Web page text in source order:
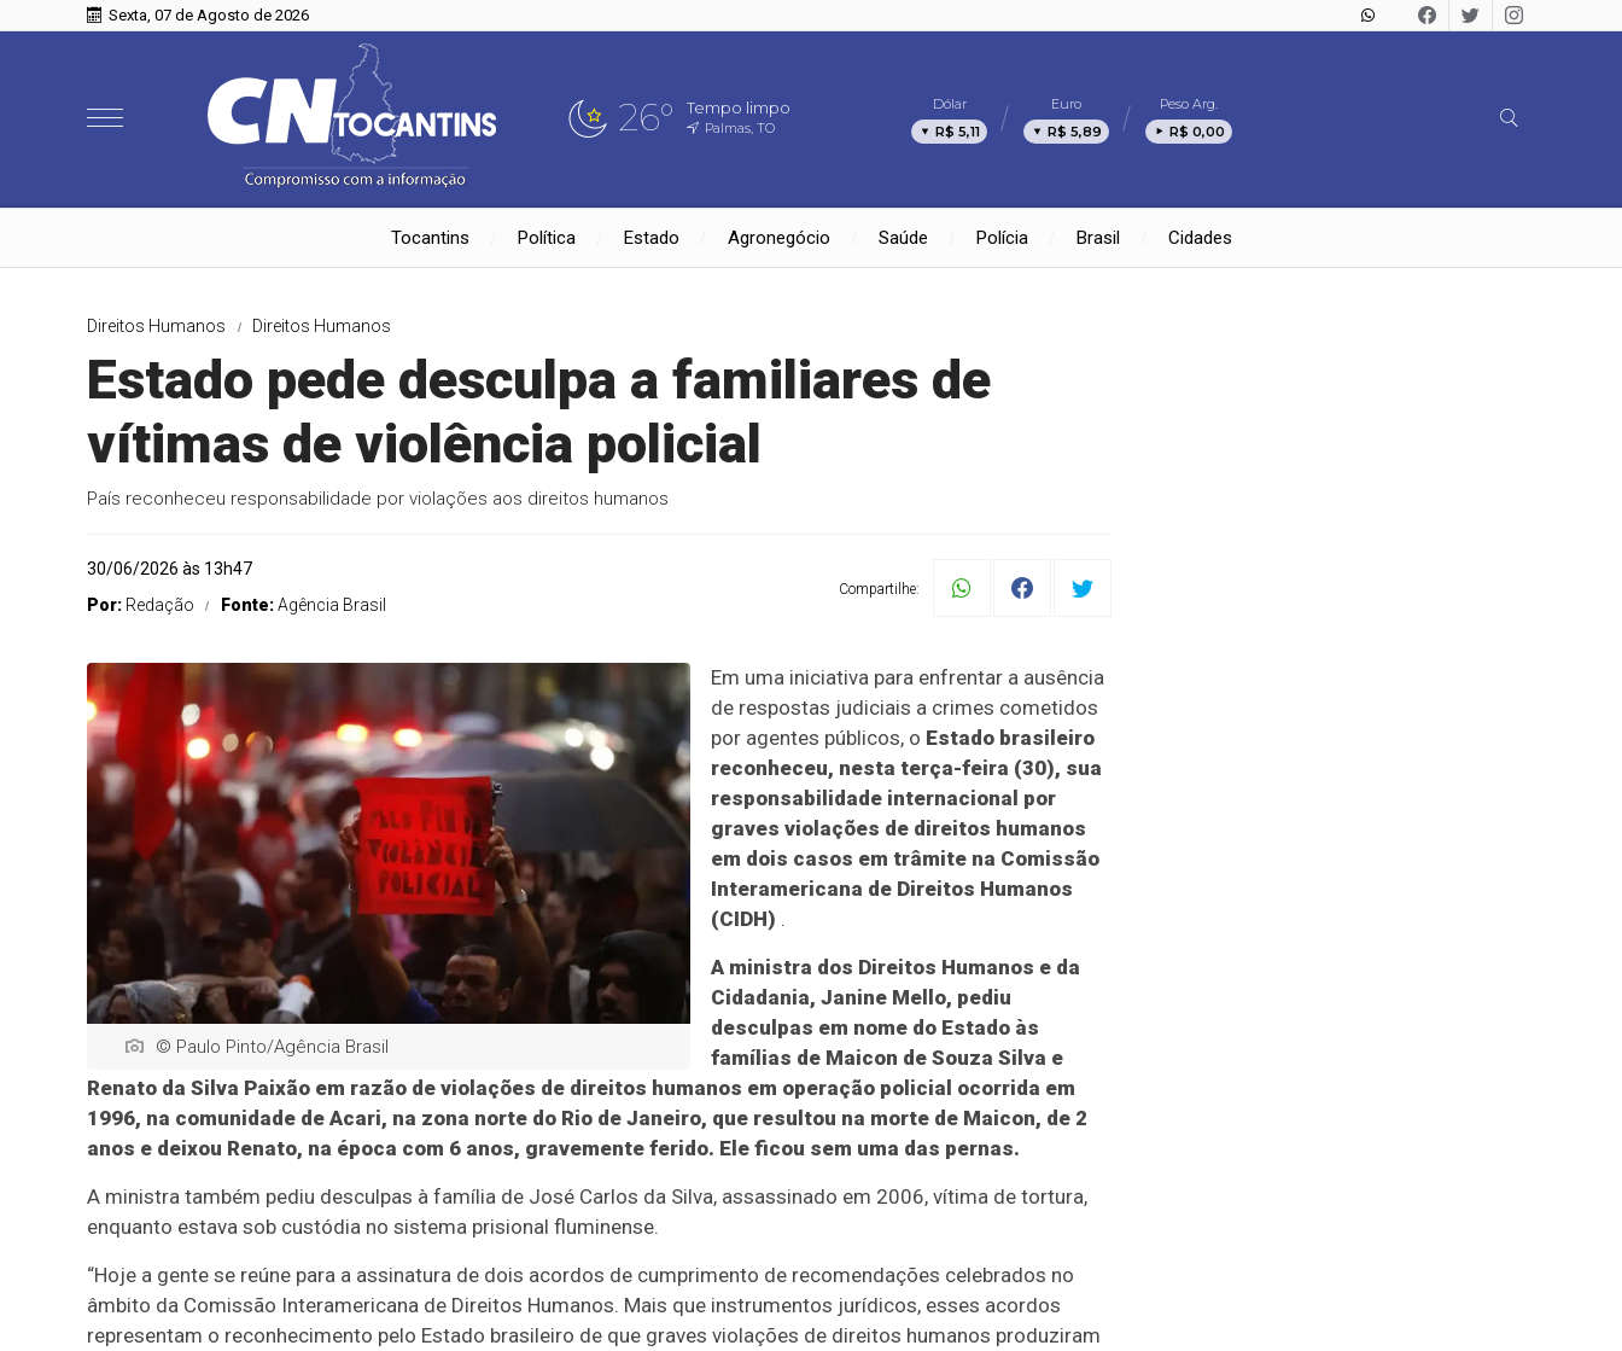
Sexta, 07 de Agosto de 2026
26° Tempo limpo
Palmas, TO
Dólar
R$ 5,11
Euro
R$ 5,89
Peso Arg.
R$ 0,00
Tocantins Política Estado Agronegócio Saúde Polícia Brasil Cidades
Direitos Humanos Direitos Humanos
Estado pede desculpa a familiares de
vítimas de violência policial
País reconheceu responsabilidade por violações aos direitos humanos
30/06/2026 às 13h47
Por: Redação Fonte:Agência Brasil
Compartilhe:
© Paulo Pinto/Agência Brasil
Em uma iniciativa para enfrentar a ausência
de respostas judiciais a crimes cometidos
por agentes públicos, o Estado brasileiro
reconheceu, nesta terça-feira (30), sua
responsabilidade internacional por
graves violações de direitos humanos
em dois casos em trâmite na Comissão
Interamericana de Direitos Humanos
(CIDH) .
A ministra dos Direitos Humanos e da
Cidadania, Janine Mello, pediu
desculpas em nome do Estado às
famílias de Maicon de Souza Silva e
Renato da Silva Paixão em razão de violações de direitos humanos em operação policial ocorrida em
1996, na comunidade de Acari, na zona norte do Rio de Janeiro, que resultou na morte de Maicon, de 2
anos e deixou Renato, na época com 6 anos, gravemente ferido. Ele ficou sem uma das pernas.
A ministra também pediu desculpas à família de José Carlos da Silva, assassinado em 2006, vítima de tortura,
enquanto estava sob custódia no sistema prisional fluminense.
“Hoje a gente se reúne para a assinatura de dois acordos de cumprimento de recomendações celebrados no
âmbito da Comissão Interamericana de Direitos Humanos. Mais que instrumentos jurídicos, esses acordos
representam o reconhecimento pelo Estado brasileiro de que graves violações de direitos humanos produziram